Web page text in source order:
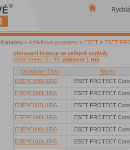
Katalog » Antivirové programy » ESET » ESET
obnovení licence ve veřejné správě;
počet licencí 5 - 49; platnost 1 rok
Objednací číslo
Název
ESEPC005U1RG
ESET PROTECT
ESEPC006U1RG
ESET PROTECT
ESEPC007U1RG
ESET PROTECT
ESEPC008U1RG
ESET PROTECT
ESEPC009U1RG
ESET PROTECT
ESEPC010U1RG
ESET PROTECT